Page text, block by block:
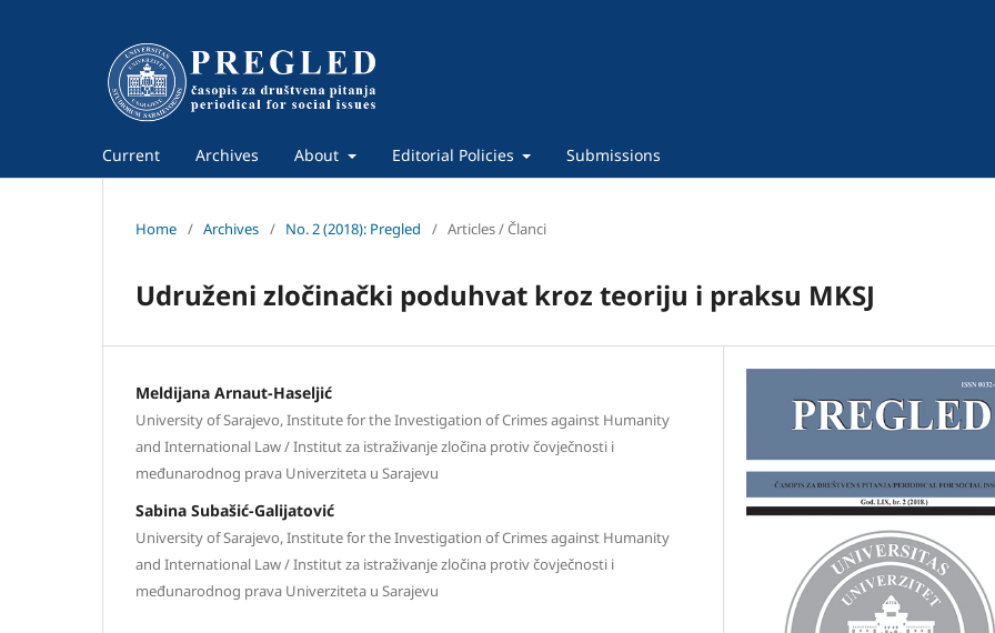
Current Archives About Editorial Policies Submissions
Home / Archives / No. 2 (2018): Pregled / Articles / Članci
Udruženi zločinački poduhvat kroz teoriju i praksu MKSJ
Meldijana Arnaut-Haseljić
University of Sarajevo, Institute for the Investigation of Crimes against Humanity
and International Law / Institut za istraživanje zločina protiv čovječnosti i
međunarodnog prava Univerziteta u Sarajevu
Sabina Subašić-Galijatović
University of Sarajevo, Institute for the Investigation of Crimes against Humanity
and International Law / Institut za istraživanje zločina protiv čovječnosti i
međunarodnog prava Univerziteta u Sarajevu